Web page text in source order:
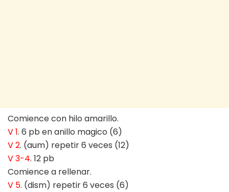
Comience con hilo amarillo.
V 1. 6 pb en anillo magico (6)
V 2. (aum) repetir 6 veces (12)
V 3-4. 12 pb
Comience a rellenar.
V 5. (dism) repetir 6 veces (6)